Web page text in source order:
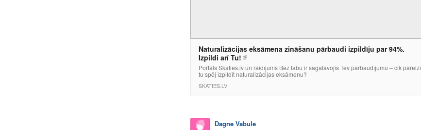
Naturalizācijas eksāmena zināšanu pārbaudi izpildīju par 94%.
Izpildi arī Tu!
Portāls Skaties.lv un raidījums Bez tabu ir sagatavojis Tev pārbaudījumu – cik pareizi
tu spēj izpildīt naturalizācijas eksāmenu?
SKATIES.LV
Dagne Vabule